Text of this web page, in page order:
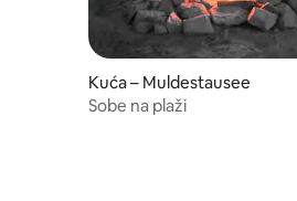
Kuća – Muldestausee
Sobe na plaži